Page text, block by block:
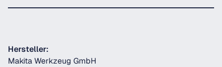
Hersteller:
Makita Werkzeug GmbH